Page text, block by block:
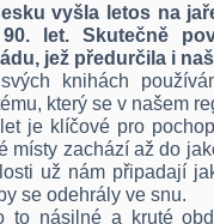
vyšla letos na
let. Skutečně
jež předurčila i
knihách
který se v našem
je klíčové pro
místy zachází až do
už nám připadají
se odehrály ve snu.
to násilné a kruté